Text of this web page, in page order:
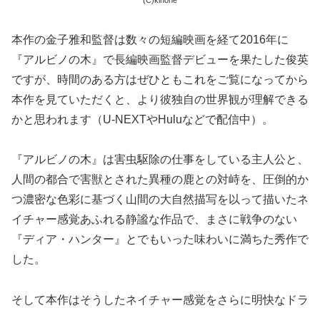
本作の金子雅和監督は数々の短編映画を経て2016年に
『アルビノの木』で長編映画監督デビューを果たした俊英
ですが、時間のある方はぜひともこれをご覧になってから
本作を見ていただくと、より彼独自の世界観が理解できる
かと思われます（U-NEXTやHuluなどで配信中）。
『アルビノの木』は害虫駆除の仕事をしている主人公と、
人間の都合で害獣とされた異種の鹿との対峙を、圧倒的か
つ濃密な色彩に基づく山間の大自然描写を以って描いたネ
イチャー感覚あふれる静謐な作品で、まさに戦争のない
『ディア・ハンター』とでもいった味わいに満ちた秀作で
した。
そして本作はそうしたネイチャー感覚をさらに明快なドラ